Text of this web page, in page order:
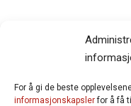
For å gi de beste
informasjonskapslerfor å få